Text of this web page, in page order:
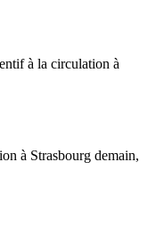
à la circulation à
à Strasbourg demain,